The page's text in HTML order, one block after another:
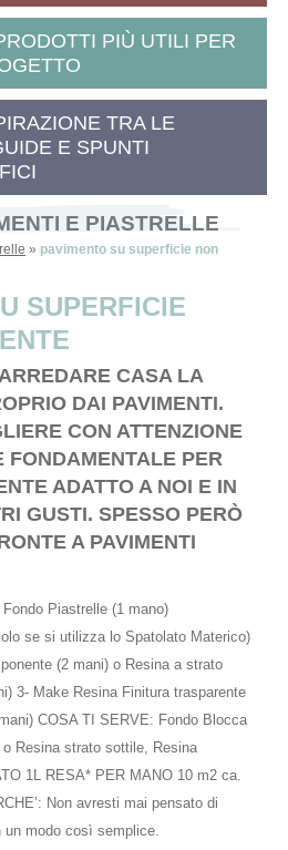
PIÙ UTILI PER
TRA LE
E SPUNTI
E PIASTRELLE
» pavimento su superficie non
SUPERFICIE
CASA LA
DAI PAVIMENTI.
CON ATTENZIONE
FONDAMENTALE PER
ADATTO A NOI E IN
GUSTI. SPESSO PERÒ
A PAVIMENTI
Piastrelle (1 mano)
se si utilizza lo Spatolato Materico)
(2 mani) o Resina a strato
3- Make Resina Finitura trasparente
COSA TI SERVE: Fondo Blocca
Resina strato sottile, Resina
1L RESA* PER MANO 10 m2 ca.
Non avresti mai pensato di
modo così semplice.